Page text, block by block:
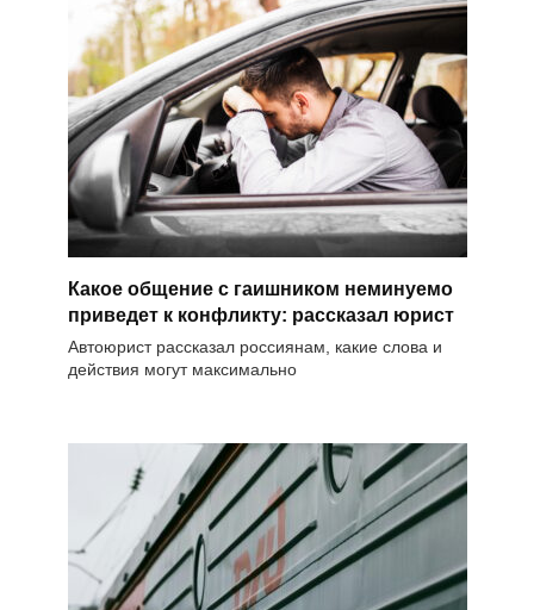
Какое общение с гаишником неминуемо
приведет к конфликту: рассказал юрист
Автоюрист рассказал россиянам, какие слова и
действия могут максимально